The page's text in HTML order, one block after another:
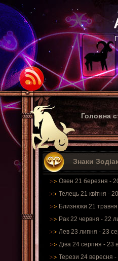
Головна
Знаки
Овен 21 березня -
Телець 21 квітня -
Близнюки 21
Рак 22 червня - 22
Лев 23 липня - 23
Діва 24 серпня - 23
Терези 24 вересня